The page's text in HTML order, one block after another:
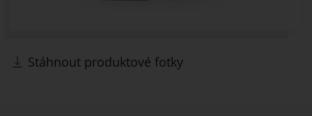
Stáhnout produktové fotky